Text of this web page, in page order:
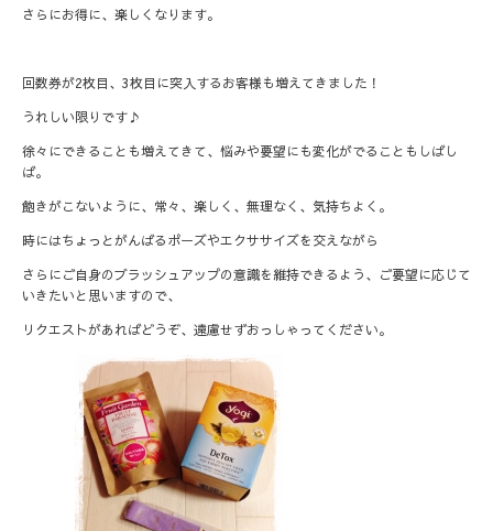
さらにお得に、楽しくなります。
回数券が2枚目、3枚目に突入するお客様も増えてきました！
うれしい限りです♪
徐々にできることも増えてきて、悩みや要望にも変化がでることもしばし
ば。
飽きがこないように、常々、楽しく、無理なく、気持ちよく。
時にはちょっとがんばるポーズやエクササイズを交えながら
さらにご自身のブラッシュアップの意識を維持できるよう、ご要望に応じて
いきたいと思いますので、
リクエストがあればどうぞ、遠慮せずおっしゃってください。